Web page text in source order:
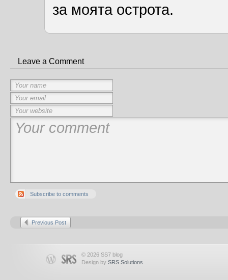
за моята острота.
Leave a Comment
Subscribe to comments
Previous Post
© 2026 SS7 blog
Design by SRS Solutions